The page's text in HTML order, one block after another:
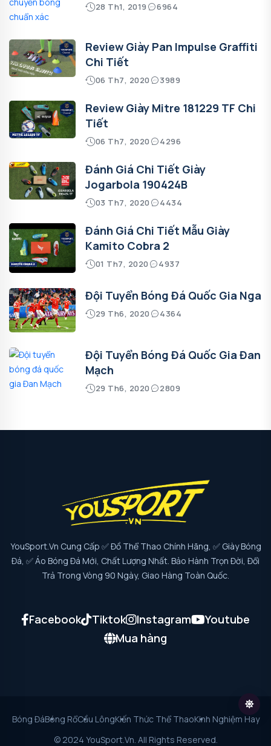
28 Th1, 2019 6964
Review Giày Pan Impulse Graffiti
Chi Tiết
06 Th7, 2020 3989
Review Giày Mitre 181229 TF Chi
Tiết
06 Th7, 2020 4296
Đánh Giá Chi Tiết Giày
Jogarbola 190424B
03 Th7, 2020 4434
Đánh Giá Chi Tiết Mẫu Giày
Kamito Cobra 2
01 Th7, 2020 4937
Đội Tuyển Bóng Đá Quốc Gia Nga
29 Th6, 2020 4364
Đội Tuyển Bóng Đá Quốc Gia Đan
Mạch
29 Th6, 2020 2809
YouSport.vn Cung Cấp ✅ Đồ Thể Thao Chính Hãng, ✅ Giày Bóng
Đá, ✅ Áo Bóng Đá Mới, Chất Lượng Nhất. Bảo Hành Trọn Đời, Đổi
Trả Trong Vòng 90 Ngày, Giao Hàng Toàn Quốc.
Facebook Tiktok Instagram
Youtube
Mua hàng
Bóng ĐáBóng RổCầu LôngKiến Thức Thể ThaoKinh Nghiệm Hay
© 2024 YouSport.vn. All Rights Reserved.